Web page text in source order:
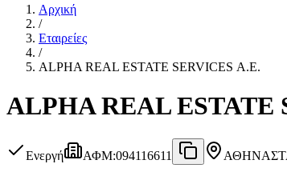
Αρχική
/
Εταιρείες
/
ALPHA REAL ESTATE SERVICES Α.Ε.
ALPHA REAL ESTATE
Ενεργή ΑΦΜ:094116611 ΑΘΗΝΑ